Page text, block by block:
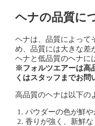
ヘナの品質に
ヘナは、品質によって
め、品質には大きな差
ヘナと低品質のヘナに
※フォルツエアーは高
くはスタッフまでお問
高品質のヘナは以下の
パウダーの色が鮮や
香りが強く、新鮮な